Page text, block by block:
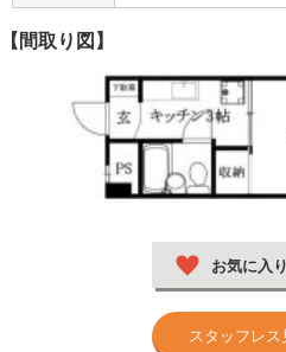
【間取り図】
お気に入
スタッフレ